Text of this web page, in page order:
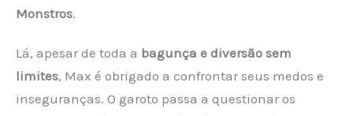
Monstros.
Lá, apesar de toda a bagunça e diversão sem
limites, Max é obrigado a confrontar seus medos e
inseguranças. O garoto passa a questionar os